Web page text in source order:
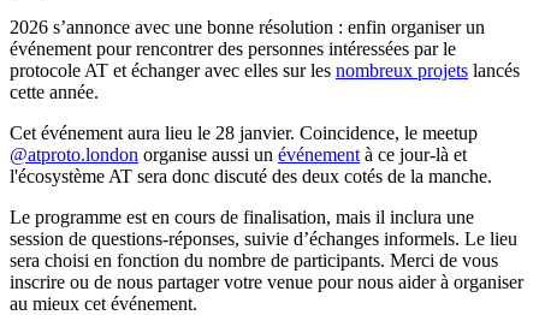
2026 s’annonce avec une bonne résolution : enfin organiser un
événement pour rencontrer des personnes intéressées par le
protocole AT et échanger avec elles sur les nombreux projets lancés
cette année.
Cet événement aura lieu le 28 janvier. Coincidence, le meetup
@atproto.london organise aussi un événement à ce jour-là et
l'écosystème AT sera donc discuté des deux cotés de la manche.
Le programme est en cours de finalisation, mais il inclura une
session de questions-réponses, suivie d’échanges informels. Le lieu
sera choisi en fonction du nombre de participants. Merci de vous
inscrire ou de nous partager votre venue pour nous aider à organiser
au mieux cet événement.